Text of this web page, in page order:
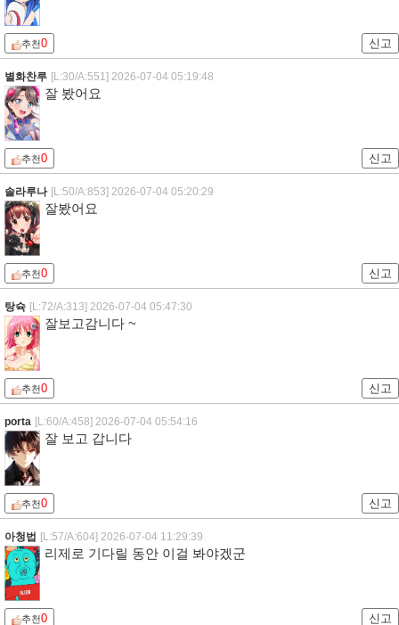
추천0 신고
별화찬루 [L:30/A:551] 2026-07-04 05:19:48
잘 봤어요
추천0 신고
솔라루나 [L:50/A:853] 2026-07-04 05:20:29
잘봤어요
추천0 신고
탕슉 [L:72/A:313] 2026-07-04 05:47:30
잘보고감니다 ~
추천0 신고
porta [L:60/A:458] 2026-07-04 05:54:16
잘 보고 갑니다
추천0 신고
아청법 [L:57/A:604] 2026-07-04 11:29:39
리제로 기다릴 동안 이걸 봐야겠군
추천0 신고